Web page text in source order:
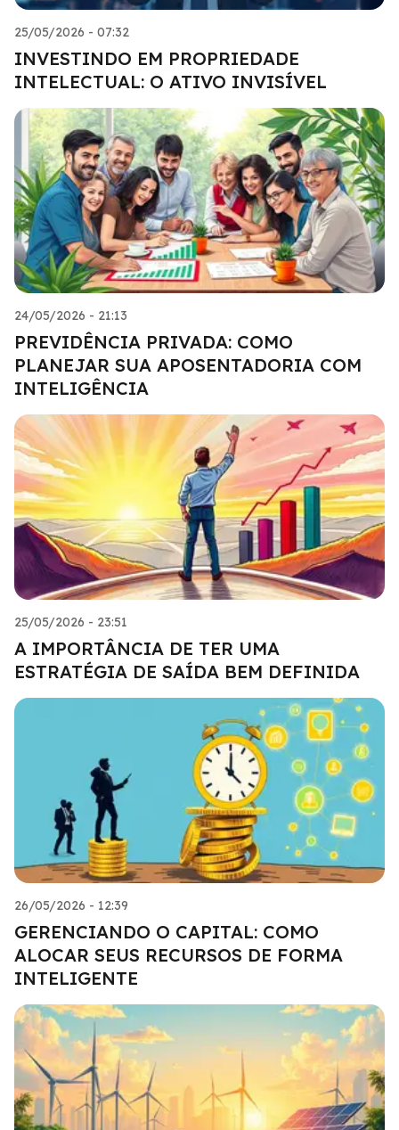
25/05/2026 - 07:32
INVESTINDO EM PROPRIEDADE
INTELECTUAL: O ATIVO INVISÍVEL
24/05/2026 - 21:13
PREVIDÊNCIA PRIVADA: COMO
PLANEJAR SUA APOSENTADORIA COM
INTELIGÊNCIA
25/05/2026 - 23:51
A IMPORTÂNCIA DE TER UMA
ESTRATÉGIA DE SAÍDA BEM DEFINIDA
26/05/2026 - 12:39
GERENCIANDO O CAPITAL: COMO
ALOCAR SEUS RECURSOS DE FORMA
INTELIGENTE